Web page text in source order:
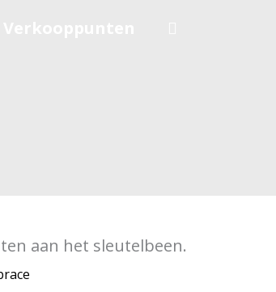
aan het sleutelbeen.